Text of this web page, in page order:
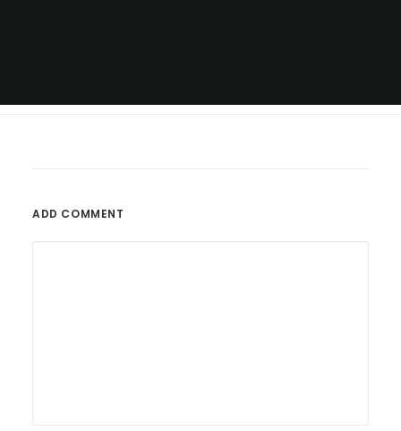
ADD COMMENT